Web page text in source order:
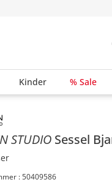
Kinder % Sale
Seitenleiste überspringen
STUDIO Sessel
: 50409586